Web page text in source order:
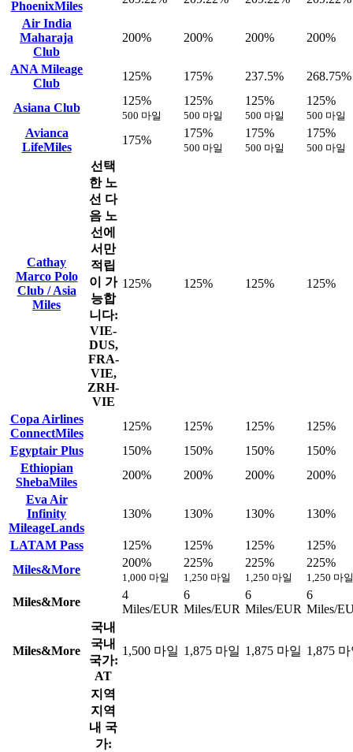
PhoenixMiles
Air India
Maharaja
Club
200% 200% 200% 200%
ANA Mileage
Club
125% 175% 237.5% 268.75%
Asiana Club
125%
500 마일
125%
500 마일
125%
500 마일
125%
500 마일
Avianca
LifeMiles
175%
175%
500 마일
175%
500 마일
175%
500 마일
Cathay
Marco Polo
Club / Asia
Miles
선택
한 노
선 다
음 노
선에
서만
적립
이 가
능합
니다:
VIE-
DUS,
FRA-
VIE,
ZRH-
VIE
125% 125% 125% 125%
Copa Airlines
ConnectMiles
125% 125% 125%
125%
Egyptair Plus
150% 150% 150%
150%
Ethiopian
ShebaMiles
200% 200% 200%
200%
Eva Air
Infinity
MileageLands
130% 130% 130% 130%
LATAM Pass 125% 125% 125%
125%
Miles&More
200%
1,000 마일
225%
1,250 마일
225%
1,250 마일
225%
1,250 마일
Miles&More
4
Miles/EUR
6
Miles/EUR
6
Miles/EUR
6
Miles/
Miles&More
국내
국내
국가:
AT
1,500 마일 1,875 마일 1,875 마일 1,875
지역
지역
내 국
가: